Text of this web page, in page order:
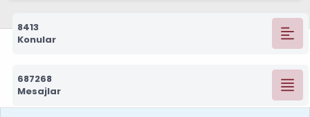
8413
Konular
687268
Mesajlar